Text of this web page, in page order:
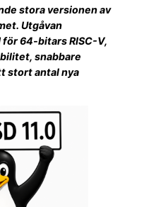
stora versionen av
Utgåvan
64-bitars RISC-V,
snabbare
stort antal nya